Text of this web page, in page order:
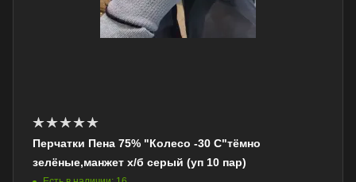
Перчатки Пена 75% "Колесо -30 С"тёмно
зелёные,манжет х/б серый (уп 10 пар)